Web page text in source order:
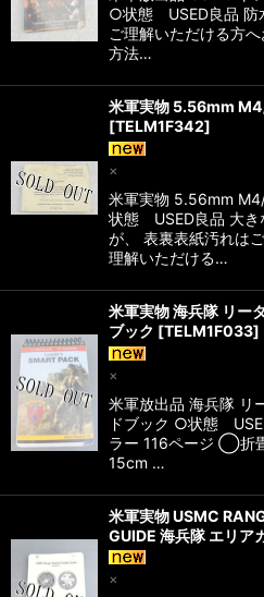
○状態 USED良品 防
ご理解いただける方
方法…
米軍実物 5.56mm
[TELM1F342]
×
米軍実物 5.56mm
状態 USED良品 大き
が、 表裏表紙汚れは
理解いただける…
米軍実物 海兵隊 リー
ブック [TELM1F033]
×
米軍放出品 海兵隊 リ
ドブック ○状態
ラー 116ページ ◯
15cm …
米軍実物 USMC
GUIDE 海兵隊 エリア
×